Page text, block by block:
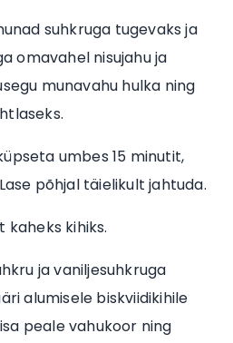
suhkruga tugevaks ja
omavahel nisujahu ja
munavahu hulka ning
umbes 15 minutit,
põhjal täielikult jahtuda.
kaheks kihiks.
ja vaniljesuhkruga
alumisele biskviidikihile
peale vahukoor ning